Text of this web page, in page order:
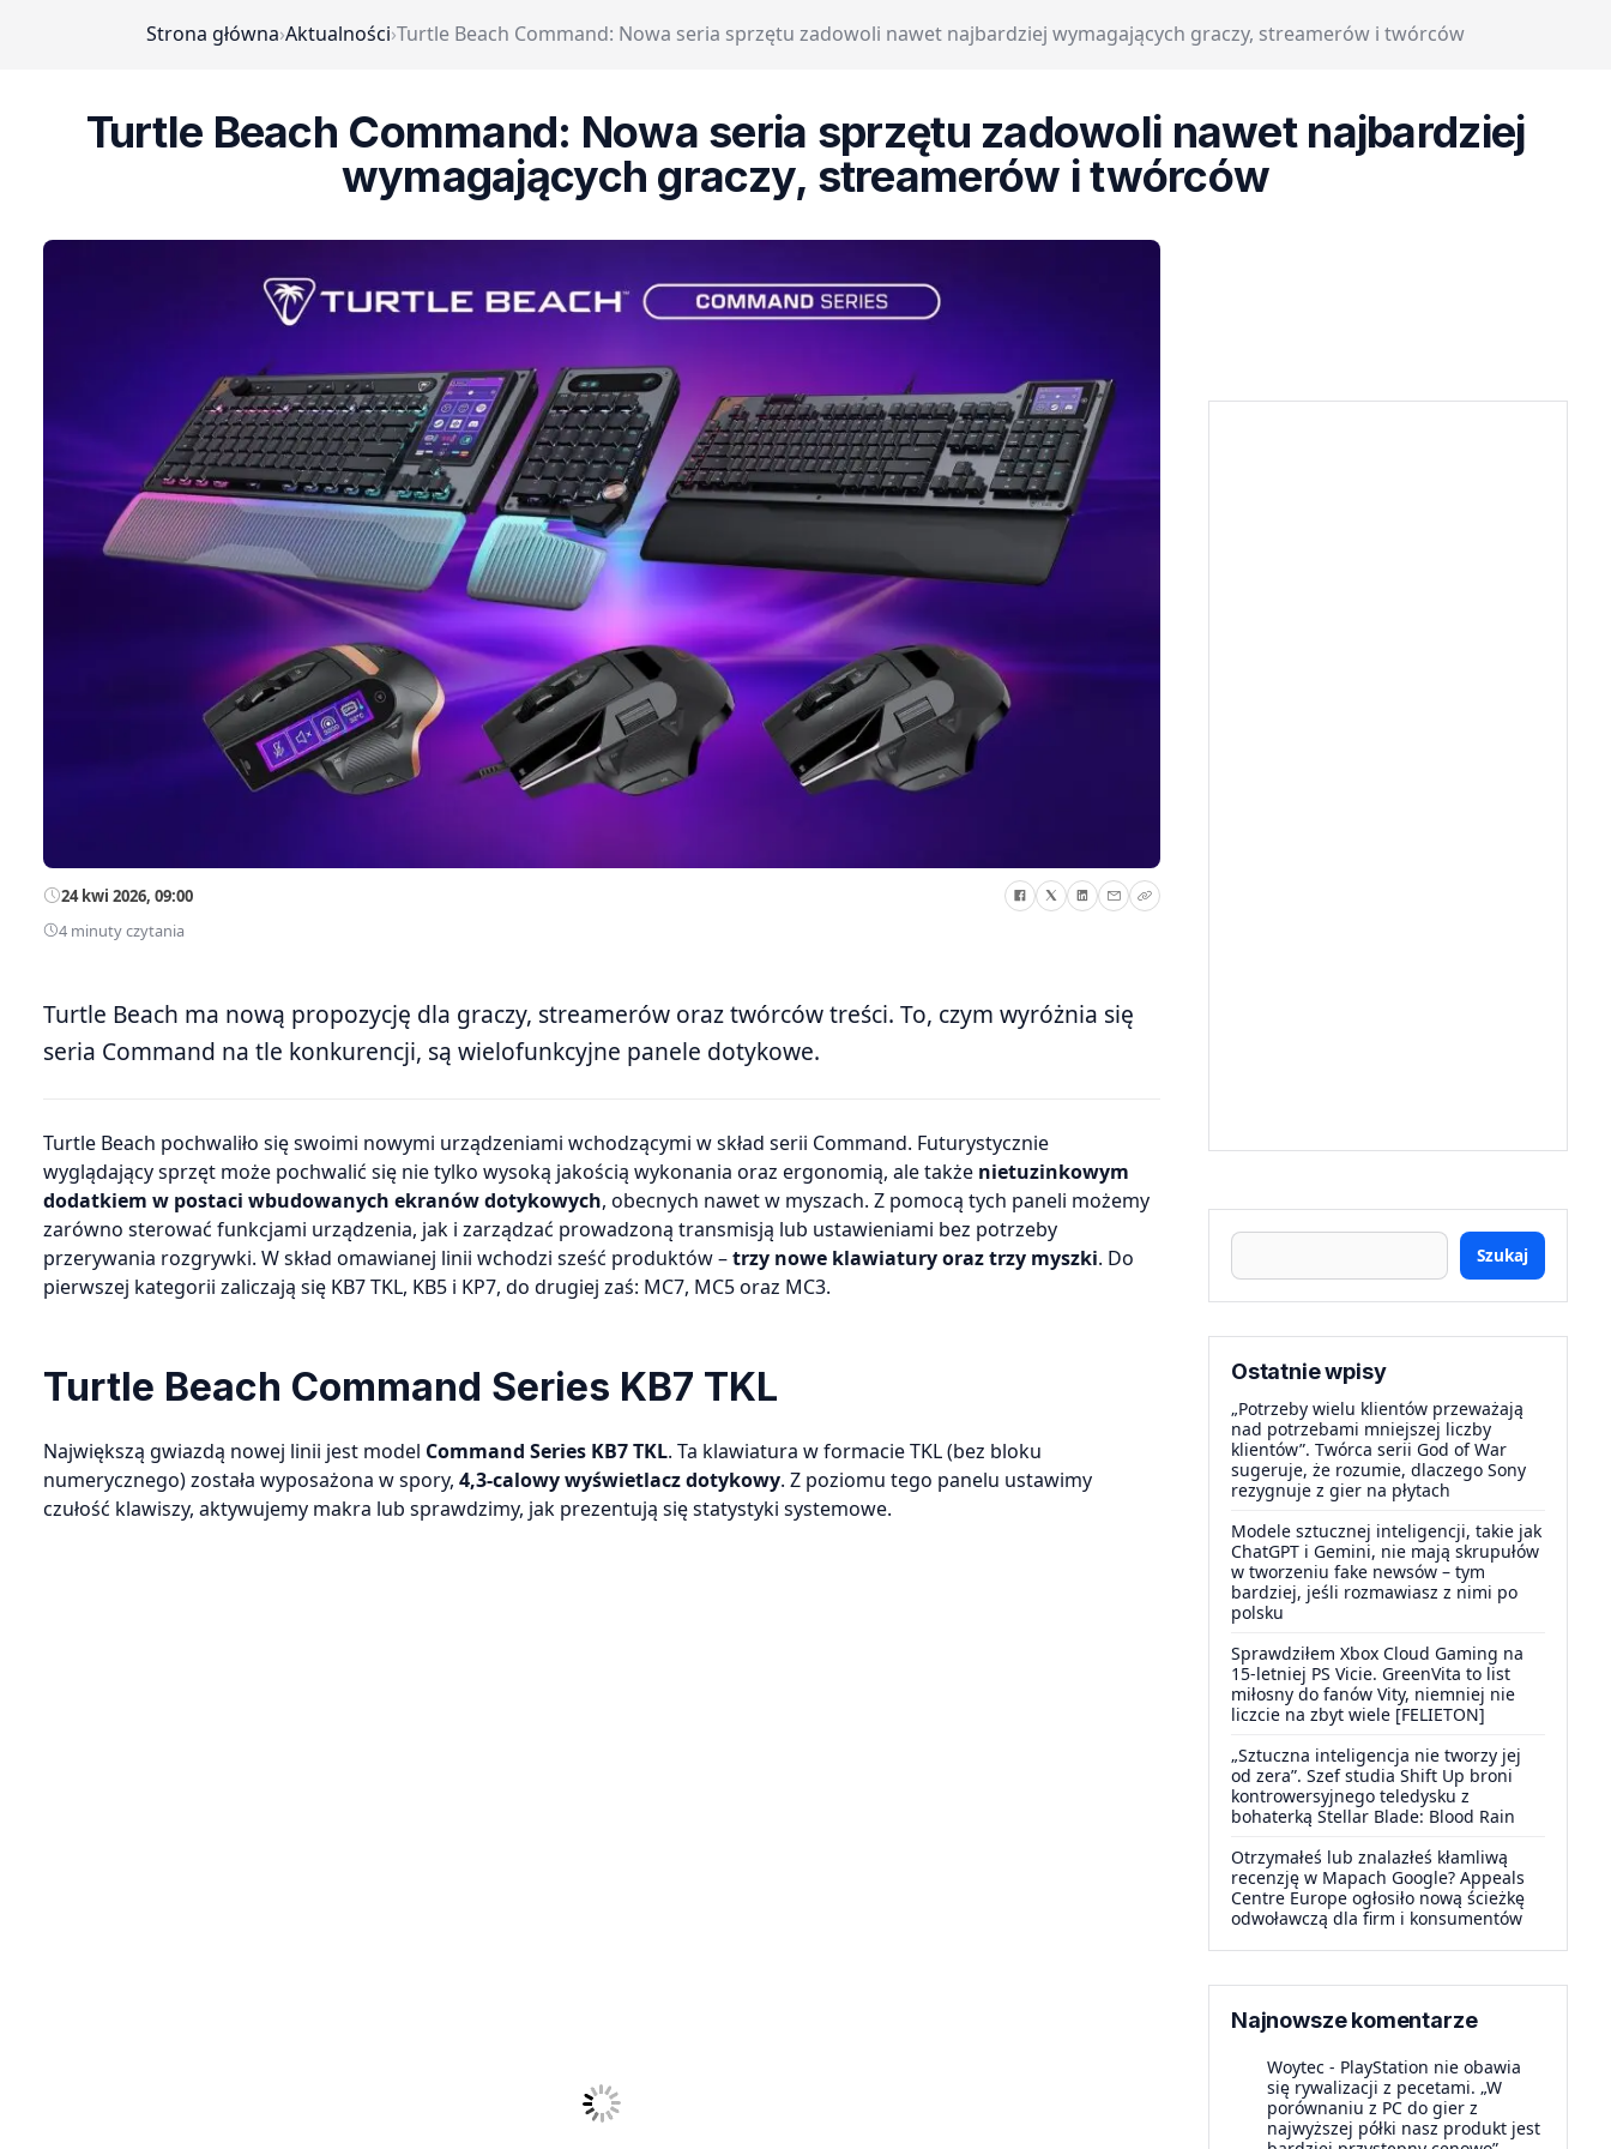
Strona główna›Aktualności›Turtle Beach Command: Nowa seria sprzętu zadowoli nawet najbardziej wymagających graczy, streamerów i twórców
Turtle Beach Command: Nowa seria sprzętu zadowoli nawet najbardziej
wymagających graczy, streamerów i twórców
24 kwi 2026, 09:00
4 minuty czytania
Turtle Beach ma nową propozycję dla graczy, streamerów oraz twórców treści. To, czym wyróżnia się
seria Command na tle konkurencji, są wielofunkcyjne panele dotykowe.
Turtle Beach pochwaliło się swoimi nowymi urządzeniami wchodzącymi w skład serii Command. Futurystycznie
wyglądający sprzęt może pochwalić się nie tylko wysoką jakością wykonania oraz ergonomią, ale także nietuzinkowym
dodatkiem w postaci wbudowanych ekranów dotykowych, obecnych nawet w myszach. Z pomocą tych paneli możemy
zarówno sterować funkcjami urządzenia, jak i zarządzać prowadzoną transmisją lub ustawieniami bez potrzeby
przerywania rozgrywki. W skład omawianej linii wchodzi sześć produktów –trzy nowe klawiatury oraz trzy myszki. Do
pierwszej kategorii zaliczają się KB7 TKL, KB5 i KP7, do drugiej zaś: MC7, MC5 oraz MC3.
Turtle Beach Command Series KB7 TKL
Największą gwiazdą nowej linii jest model Command Series KB7 TKL. Ta klawiatura w formacie TKL (bez bloku
numerycznego) została wyposażona w spory, 4,3-calowy wyświetlacz dotykowy. Z poziomu tego panelu ustawimy
czułość klawiszy, aktywujemy makra lub sprawdzimy, jak prezentują się statystyki systemowe.
Szukaj
Ostatnie wpisy
„Potrzeby wielu klientów przeważają
nad potrzebami mniejszej liczby
klientów”. Twórca serii God of War
sugeruje, że rozumie, dlaczego Sony
rezygnuje z gier na płytach
Modele sztucznej inteligencji, takie jak
ChatGPT i Gemini, nie mają skrupułów
w tworzeniu fake newsów – tym
bardziej, jeśli rozmawiasz z nimi po
polsku
Sprawdziłem Xbox Cloud Gaming na
15-letniej PS Vicie. GreenVita to list
miłosny do fanów Vity, niemniej nie
liczcie na zbyt wiele [FELIETON]
„Sztuczna inteligencja nie tworzy jej
od zera”. Szef studia Shift Up broni
kontrowersyjnego teledysku z
bohaterką Stellar Blade: Blood Rain
Otrzymałeś lub znalazłeś kłamliwą
recenzję w Mapach Google? Appeals
Centre Europe ogłosiło nową ścieżkę
odwoławczą dla firm i konsumentów
Najnowsze komentarze
Woytec - PlayStation nie obawia
się rywalizacji z pecetami. „W
porównaniu z PC do gier z
najwyższej półki nasz produkt jest